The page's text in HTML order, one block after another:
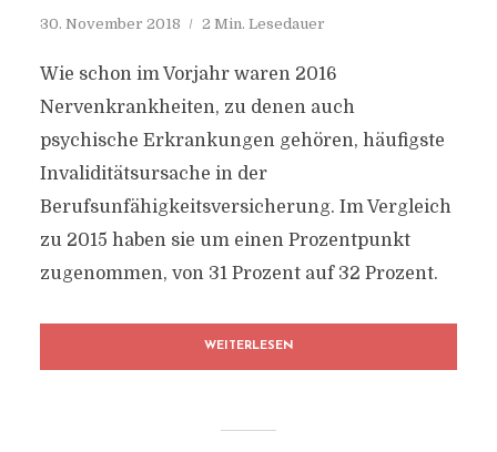
30. November 2018 2 Min. Lesedauer
Wie schon im Vorjahr waren 2016
Nervenkrankheiten, zu denen auch
psychische Erkrankungen gehören, häufigste
Invaliditätsursache in der
Berufsunfähigkeitsversicherung. Im Vergleich
zu 2015 haben sie um einen Prozentpunkt
zugenommen, von 31 Prozent auf 32 Prozent.
WEITERLESEN